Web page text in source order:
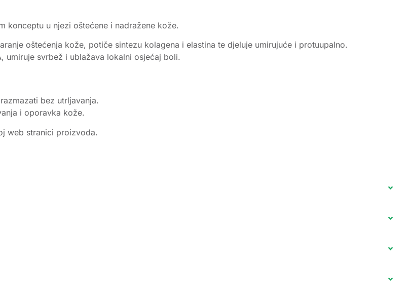
konceptu u njezi oštećene i nadražene kože.
oštećenja kože, potiče sintezu kolagena i elastina te djeluje umirujuće i protuupalno.
umiruje svrbež i ublažava lokalni osjećaj boli.
bez utrljavanja.
i oporavka kože.
web stranici proizvoda.